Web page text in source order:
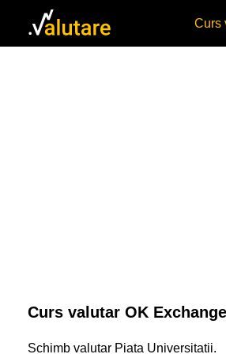
Curs
Curs valutar OK
Schimb valutar Piata Universitatii.